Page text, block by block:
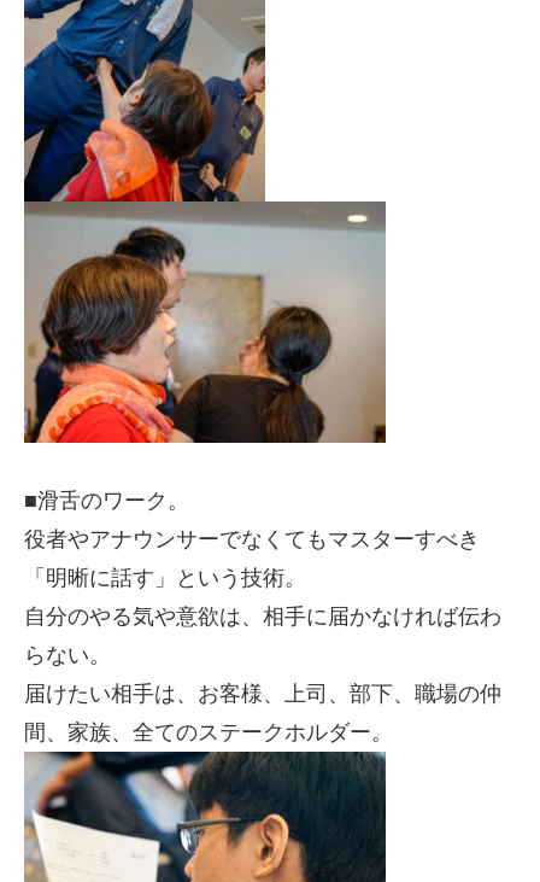
■滑舌のワーク。
役者やアナウンサーでなくてもマスターすべき
「明晰に話す」という技術。
自分のやる気や意欲は、相手に届かなければ伝わ
らない。
届けたい相手は、お客様、上司、部下、職場の仲
間、家族、全てのステークホルダー。